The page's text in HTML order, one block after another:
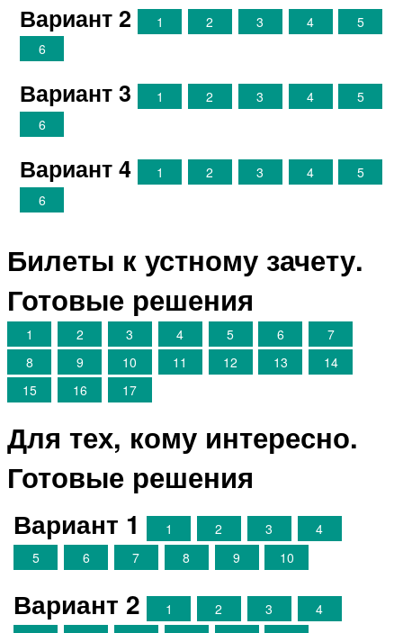
Вариант 2 1 2 3 4
5
6
Вариант 3 1 2 3 4
5
6
Вариант 4 1 2 3 4
5
6
Билеты к устному зачету.
Готовые решения
1 2 3 4 5 6
7
8
9 10 11 12 13
14
15
16 17
Для тех, кому интересно.
Готовые решения
Вариант 1 1 2 3
4
5
6 7 8 9 10
Вариант 2 1 2 3
4